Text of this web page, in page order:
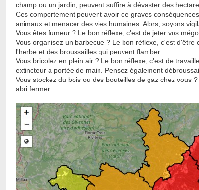
champ ou un jardin, peuvent suffire à dévaster des
Ces comportement peuvent avoir de graves
animaux et menacer des vies humaines. Alors, soyons
Vous êtes fumeur ? Le bon réflexe, c'est de jeter vos
Vous organisez un barbecue ? Le bon réflexe, c'est
l'herbe et des broussailles qui peuvent flamber.
Vous bricolez en plein air ? Le bon réflexe, c'est de
extincteur à portée de main. Pensez également
Vous stockez du bois ou des bouteilles de gaz chez vous
abri fermer